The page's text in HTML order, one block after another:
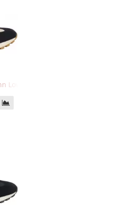
Low черные с серым